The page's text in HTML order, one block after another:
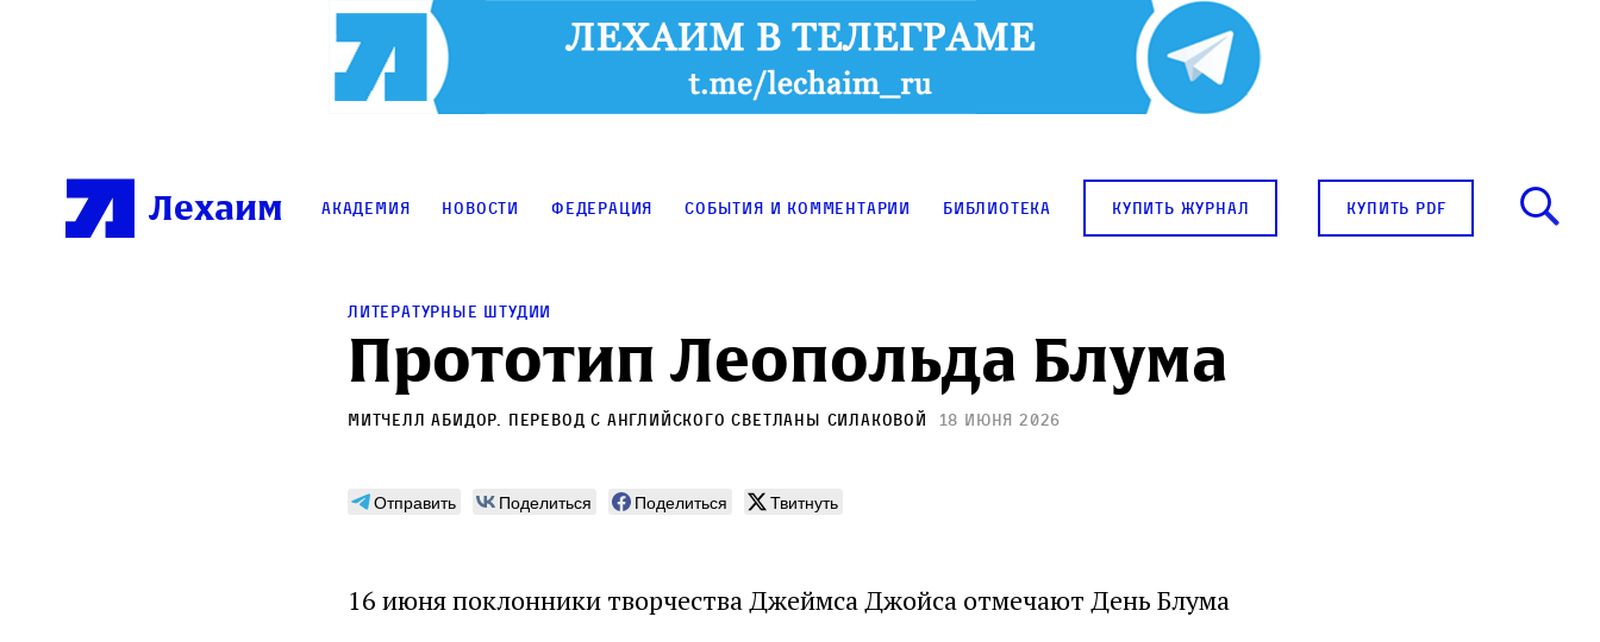
Лехаим Академия Новости Федерация События и комментарии Библиотека купить журнал купить pdf
литературные штудии
Прототип Леопольда Блума
Митчелл Абидор . Перевод с английскогоСветланы Силаковой 18 июня 2026
Отправить Поделиться Поделиться Твитнуть
16 июня поклонники творчества Джеймса Джойса отмечают День Блума